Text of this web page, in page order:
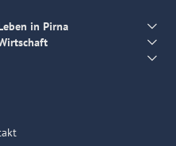
in Pirna